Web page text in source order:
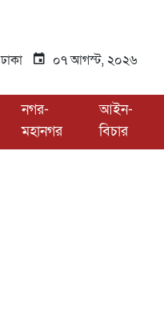
ঢাকা ০৭ আগস্ট, ২০২৬
নগর-
মহানগর
আইন-
বিচার